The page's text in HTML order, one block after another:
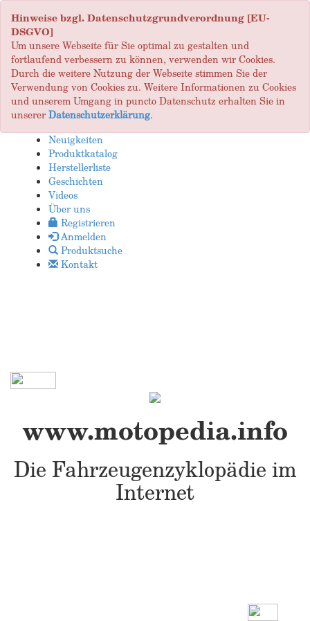
Hinweise bzgl. Datenschutzgrundverordnung [EU-
DSGVO]
Um unsere Webseite für Sie optimal zu gestalten und
fortlaufend verbessern zu können, verwenden wir Cookies.
Durch die weitere Nutzung der Webseite stimmen Sie der
Verwendung von Cookies zu. Weitere Informationen zu Cookies
und unserem Umgang in puncto Datenschutz erhalten Sie in
unsererDatenschutzerklärung.
Neuigkeiten
Produktkatalog
Herstellerliste
Geschichten
Videos
Über uns
Registrieren
Anmelden
Produktsuche
Kontakt
www.motopedia.info
Die Fahrzeugenzyklopädie im
Internet